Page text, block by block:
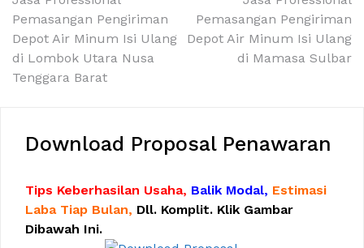
pos
Pemasangan Pengiriman
Depot Air Minum Isi Ulang
di Lombok Utara Nusa
Tenggara Barat
Pemasangan Pengiriman
Depot Air Minum Isi Ulang
di Mamasa Sulbar
Download Proposal Penawaran
Tips Keberhasilan Usaha, Balik Modal, Estimasi
Laba Tiap Bulan, Dll. Komplit. Klik Gambar
Dibawah Ini.